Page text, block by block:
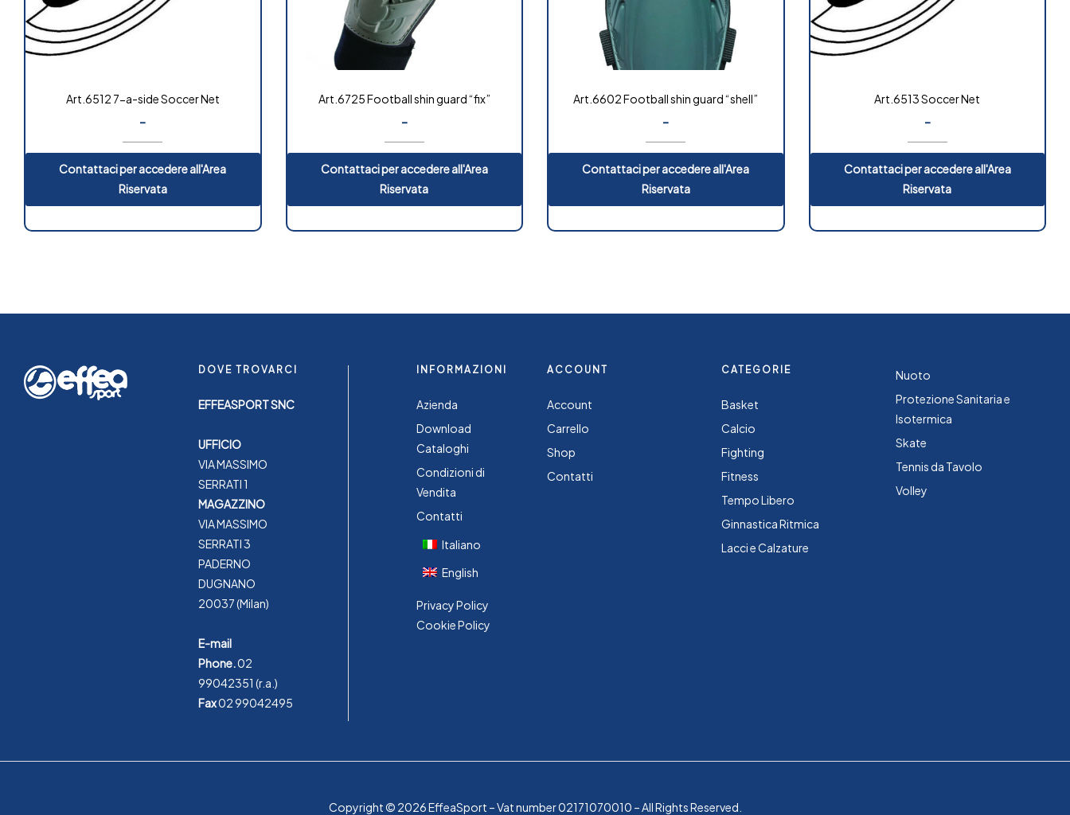
Art.6512 7-a-side Soccer Net
-
Contattaci per accedere all'Area
Riservata
Art.6725 Football shin guard “fix”
-
Contattaci per accedere all'Area
Riservata
Art.6602 Football shin guard “shell”
-
Contattaci per accedere all'Area
Riservata
Art.6513 Soccer Net
-
Contattaci per accedere all'Area
Riservata
DOVE TROVARCI
EFFEASPORT SNC
UFFICIO
VIA MASSIMO
SERRATI 1
MAGAZZINO
VIA MASSIMO
SERRATI 3
PADERNO
DUGNANO
20037 (Milan)
E-mail
Phone.02
99042351 (r.a.)
Fax02 99042495
INFORMAZIONI
Azienda
Download
Cataloghi
Condizioni di
Vendita
Contatti
Italiano
English
Privacy Policy
Cookie Policy
ACCOUNT
Account
Carrello
Shop
Contatti
CATEGORIE
Basket
Calcio
Fighting
Fitness
Tempo Libero
Ginnastica Ritmica
Lacci e Calzature
Nuoto
Protezione Sanitaria e
Isotermica
Skate
Tennis da Tavolo
Volley
Copyright © 2026 EffeaSport – Vat number 02171070010 – All Rights Reserved.